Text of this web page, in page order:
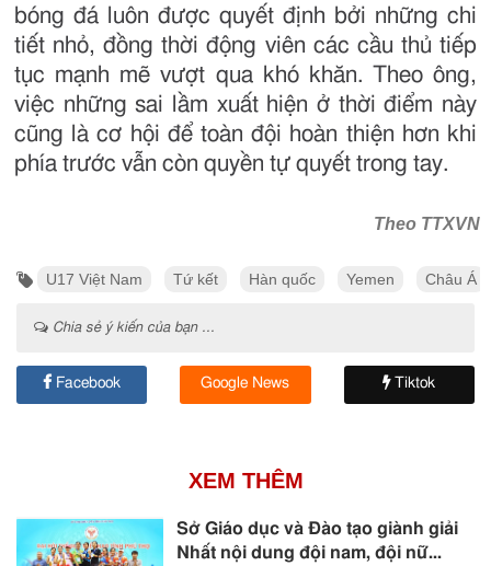
bóng đá luôn được quyết định bởi những chi
tiết nhỏ, đồng thời động viên các cầu thủ tiếp
tục mạnh mẽ vượt qua khó khăn. Theo ông,
việc những sai lầm xuất hiện ở thời điểm này
cũng là cơ hội để toàn đội hoàn thiện hơn khi
phía trước vẫn còn quyền tự quyết trong tay.
Theo TTXVN
U17 Việt Nam Tứ kết Hàn quốc Yemen Châu Á
Chia sẻ ý kiến của bạn ...
Facebook Google News Tiktok
XEM THÊM
Sở Giáo dục và Đào tạo giành giải
Nhất nội dung đội nam, đội nữ...